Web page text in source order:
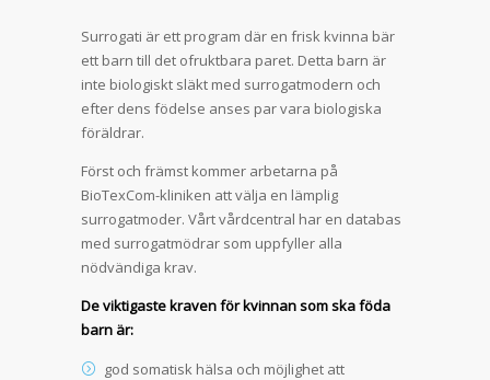
Surrogati är ett program där en frisk kvinna bär
ett barn till det ofruktbara paret. Detta barn är
inte biologiskt släkt med surrogatmodern och
efter dens födelse anses par vara biologiska
föräldrar.
Först och främst kommer arbetarna på
BioTexCom-kliniken att välja en lämplig
surrogatmoder. Vårt vårdcentral har en databas
med surrogatmödrar som uppfyller alla
nödvändiga krav.
De viktigaste kraven för kvinnan som ska föda
barn är:
god somatisk hälsa och möjlighet att